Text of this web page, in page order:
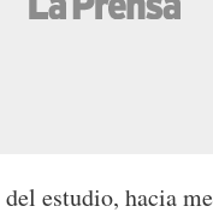
estudio, hacia